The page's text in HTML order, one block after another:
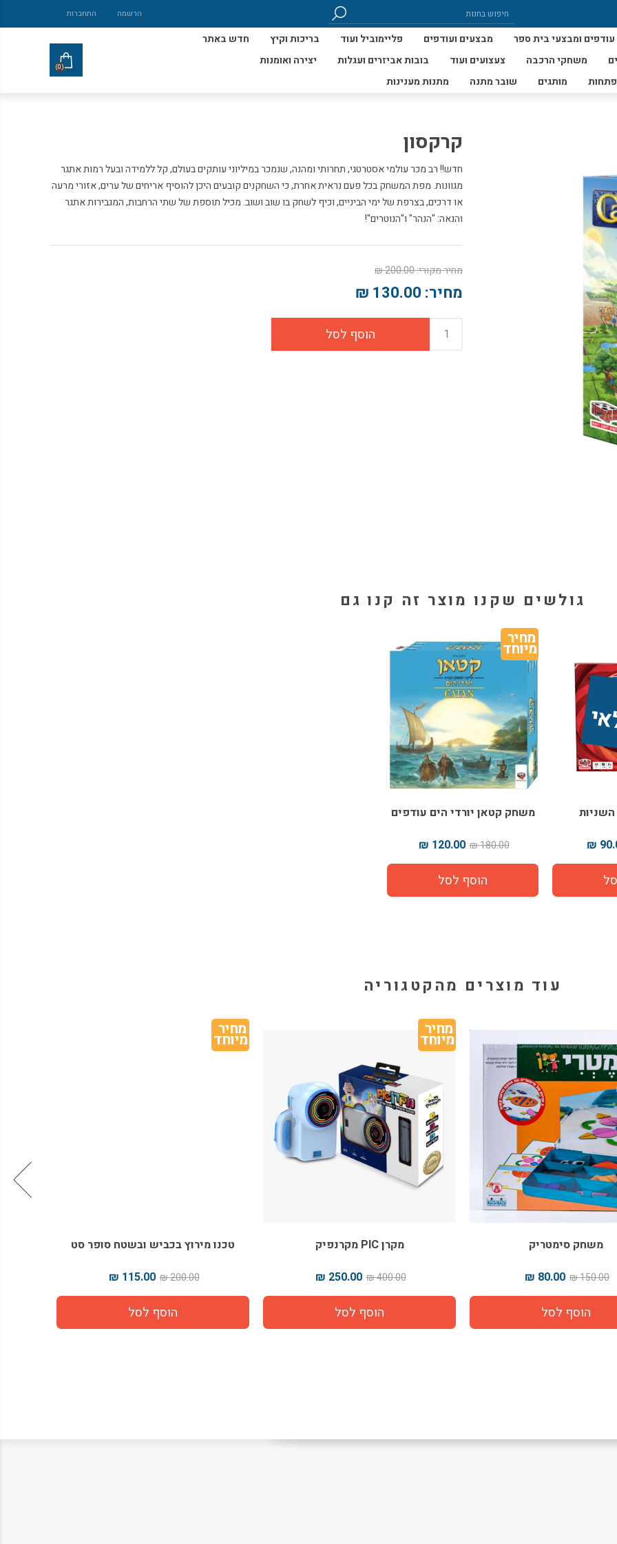
הרשמה התחברות
עודפים ומבצעי בית ספר מבצעים ועודפים פליימוביל ועוד בריכות וקיץ
חדש באתר
משחקי הרכבה צעצועים ועוד בובות אביזרים ועגלות
יצירה ואומנות
מותגים שובר מתנה מתנות מענינות
(0)
קרקסון
חדש!! רב מכר עולמי אסטרטגי, תחרותי ומהנה, שנמכר במיליוני עותקים בעולם, קל ללמידה ובעל רמות אתגר
מגוונות. מפת המשחק בכל פעם נראית אחרת, כי השחקנים קובעים היכן להוסיף אריחים של ערים, אזורי מרעה
או דרכים, בצרפת של ימי הביניים, וכיף לשחק בו שוב ושוב. מכיל תוספת של שתי הרחבות, המגבירות אתגר
והנאה: "הנהר" ו"הנוטרים"!
מחיר מקורי:200.00 ₪
מחיר: 130.00 ₪
גולשים שקנו מוצר זה קנו גם
מחיר
מיוחד
משחק קטאן יורדי הים עודפים
180.00 ₪
120.00 ₪
עוד מוצרים מהקטגוריה
משחק סימטריק
150.00 ₪
80.00 ₪
מחיר
מיוחד
מקרן PIC מקרנפיק
400.00 ₪
250.00 ₪
מחיר
מיוחד
טכנו מירוץ בכביש ובשטח סופר סט
200.00 ₪
115.00 ₪